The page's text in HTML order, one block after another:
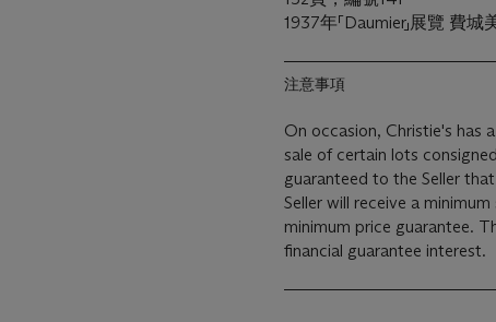
1937年「Daumier」展覽 費
注意事項
On occasion, Christie's has
sale of certain lots
guaranteed to the Seller
Seller will receive a
minimum price guarantee. This is a lot where Christie’s holds a direct
financial guarantee interest.